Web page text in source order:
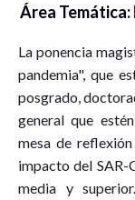
Área Temática:
La ponencia
pandemia", que
posgrado,
general que
mesa de
impacto del SAR-
media y